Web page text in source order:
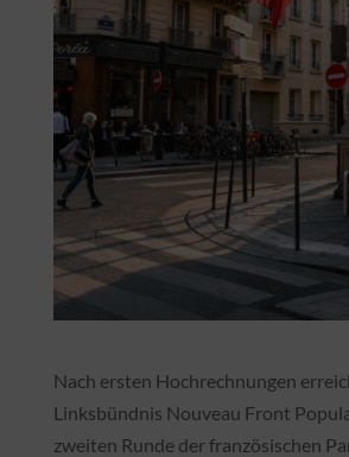
Nach ersten Hochrechnungen
Linksbündnis Nouveau Front
zweiten Runde der französischen